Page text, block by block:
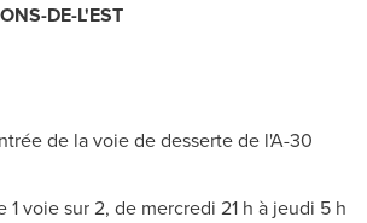
DE-L'EST
de la voie de desserte de l'A-30
1 voie sur 2, de mercredi 21 h à jeudi 5 h